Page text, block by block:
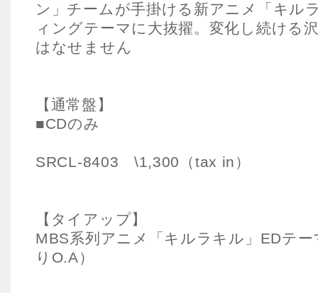
ン」チームが手掛ける新アニメ「キル
ィングテーマに大抜擢。変化し続ける
はなせません
【通常盤】
■CDのみ
SRCL-8403 \1,300（tax in）
【タイアップ】
MBS系列アニメ「キルラキル」EDテ
りO.A）